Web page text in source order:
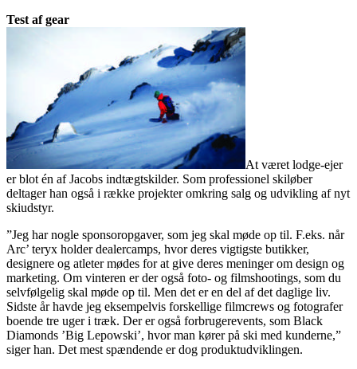
Test af gear
At været lodge-ejer
er blot én af Jacobs indtægtskilder. Som professionel skiløber
deltager han også i række projekter omkring salg og udvikling af nyt
skiudstyr.
”Jeg har nogle sponsoropgaver, som jeg skal møde op til. F.eks. når
Arc’ teryx holder dealercamps, hvor deres vigtigste butikker,
designere og atleter mødes for at give deres meninger om design og
marketing. Om vinteren er der også foto- og filmshootings, som du
selvfølgelig skal møde op til. Men det er en del af det daglige liv.
Sidste år havde jeg eksempelvis forskellige filmcrews og fotografer
boende tre uger i træk. Der er også forbrugerevents, som Black
Diamonds ’Big Lepowski’, hvor man kører på ski med kunderne,”
siger han. Det mest spændende er dog produktudviklingen.